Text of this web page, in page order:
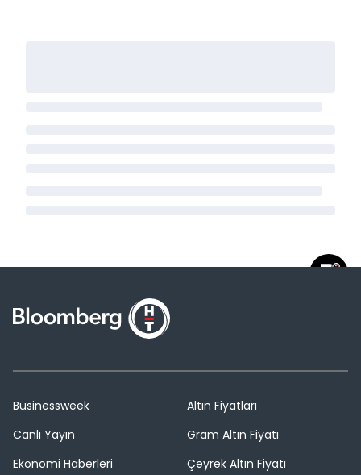
Businessweek
Canlı Yayın
Ekonomi Haberleri
Altın Fiyatları
Gram Altın Fiyatı
Çeyrek Altın Fiyatı